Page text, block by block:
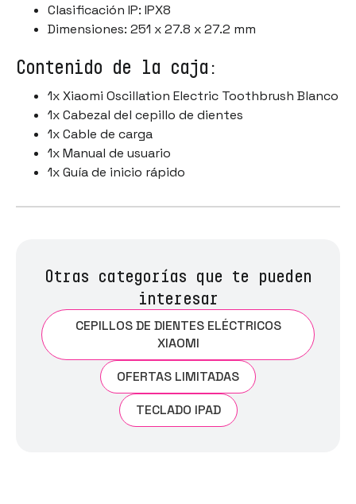
Clasificación IP: IPX8
Dimensiones: 251 x 27.8 x 27.2 mm
Contenido de la caja:
1x Xiaomi Oscillation Electric Toothbrush Blanco
1x Cabezal del cepillo de dientes
1x Cable de carga
1x Manual de usuario
1x Guía de inicio rápido
Otras categorías que te pueden
interesar
CEPILLOS DE DIENTES ELÉCTRICOS
XIAOMI
OFERTAS LIMITADAS
TECLADO IPAD